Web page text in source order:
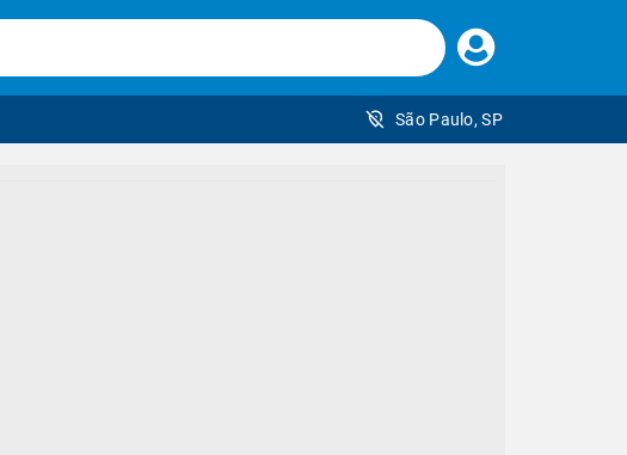
Faça
seu
São Paulo, SP